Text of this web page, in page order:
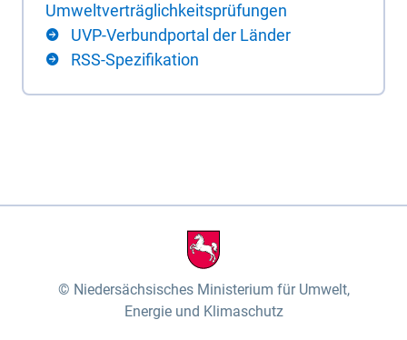
Umweltverträglichkeitsprüfungen
UVP-Verbundportal der Länder
RSS-Spezifikation
Niedersächsisches Ministerium für Umwelt,
Energie und Klimaschutz